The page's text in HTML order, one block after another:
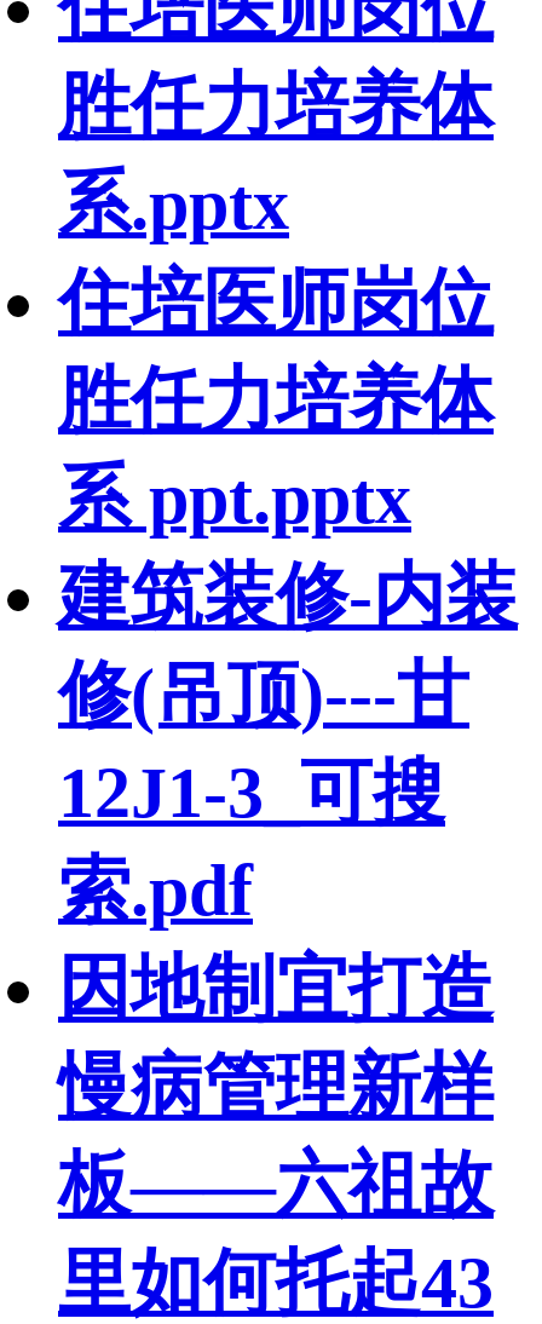
胜任力培养体
系.pptx
住培医师岗位
胜任力培养体
系 ppt.pptx
建筑装修-内装
修(吊顶)---甘
12J1-3_可搜
索.pdf
因地制宜打造
慢病管理新样
板——六祖故
里如何托起43